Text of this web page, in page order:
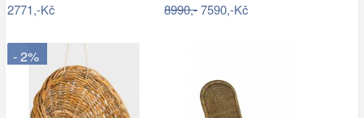
2771,-Kč 8990,-7590,-Kč
- 2%